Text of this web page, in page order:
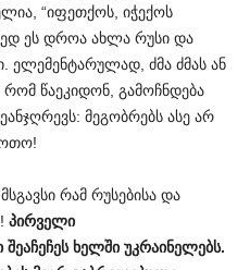
“იფეთქოს, იჭექოს
ეს დროა ახლა რუსი და
ელემენტარულად, ძმა ძმას ან
წაეკიდონ, გამოჩნდება
მეგობრებს ასე არ
რამ რუსებისა და
პირველი
ხელში უკრაინელებს.